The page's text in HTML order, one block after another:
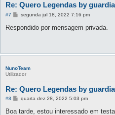
Re: Quero Legendas by
#7
M
n
m
segunda jul 18, 2022 7:16 pm
Respondido por mensagem privada.
NunoTeam
Utilizador
Re: Quero Legendas by
#8
M
n
quarta dez 28, 2022 5:03 pm
Boa tarde, estou interessado em